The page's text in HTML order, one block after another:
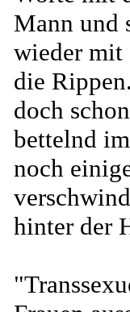
Mann und
wieder mit
die
doch
bettelnd
noch
hinter der